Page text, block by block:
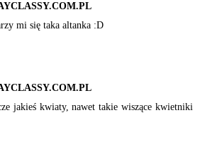
mi się taka altanka :D
jakieś kwiaty, nawet takie wiszące kwietniki